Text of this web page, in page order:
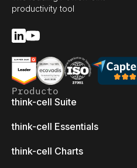
productivity tool
Producto
think-cell Suite
think-cell Essentials
think-cell Charts